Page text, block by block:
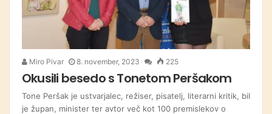
Miro Pivar 8. november, 2023 225
Okusili besedo s Tonetom Peršakom
Tone Peršak je ustvarjalec, režiser, pisatelj, literarni kritik, bil
je župan, minister ter avtor več kot 100 premislekov o